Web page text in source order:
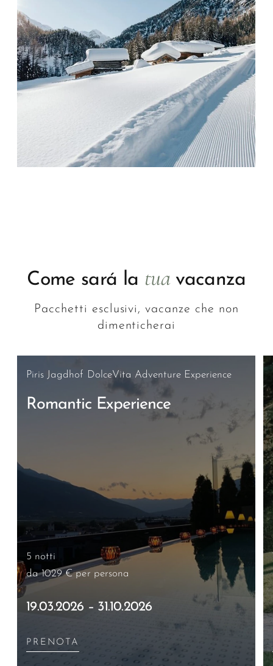
Come sará la tuavacanza
Pacchetti esclusivi, vacanze che non
dimenticherai
Piris Jagdhof DolceVita Adventure Experience
Romantic Experience
5 notti
da 1029 €per persona
19.03.2026 – 31.10.2026
PRENOTA